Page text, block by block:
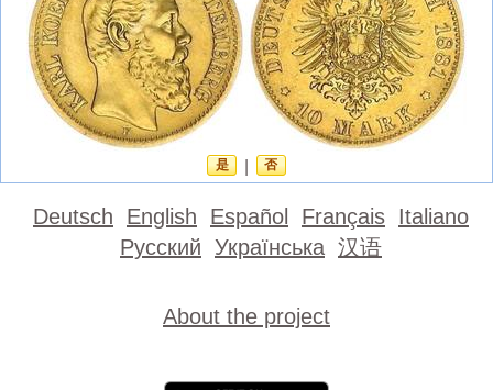
是 否
Deutsch English Español Français Italiano
Русский Українська 汉语
About the project